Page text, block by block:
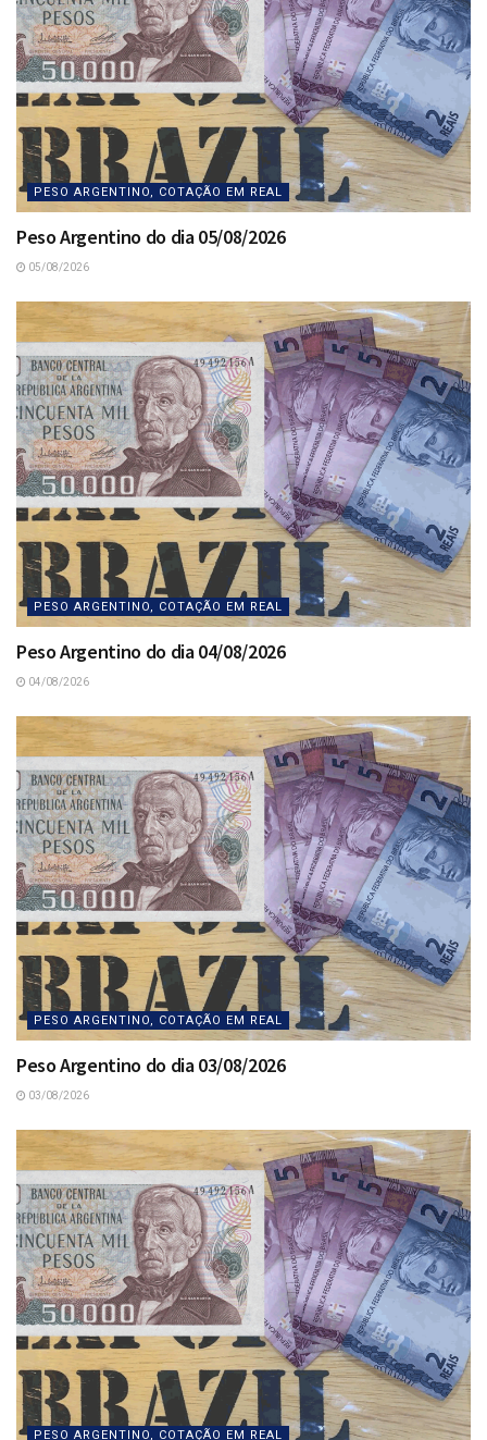
PESO ARGENTINO, COTAÇÃO EM REAL
Peso Argentino do dia 05/08/2026
05/08/2026
PESO ARGENTINO, COTAÇÃO EM REAL
Peso Argentino do dia 04/08/2026
04/08/2026
PESO ARGENTINO, COTAÇÃO EM REAL
Peso Argentino do dia 03/08/2026
03/08/2026
PESO ARGENTINO, COTAÇÃO EM REAL